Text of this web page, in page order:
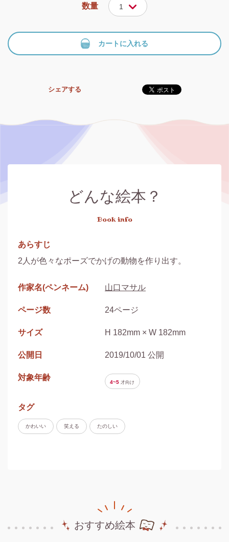
数量 1
カートに入れる
シェアする
どんな絵本？
Book info
あらすじ
2人が色々なポーズでかげの動物を作り出す。
作家名(ペンネーム) 山口マサル
ページ数 24ページ
サイズ H 182mm × W 182mm
公開日 2019/10/01 公開
対象年齢
4~5 才向け
タグ
かわいい 笑える たのしい
おすすめ絵本